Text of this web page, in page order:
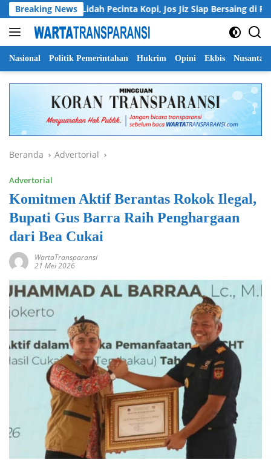
Langsung
ke
konten
Breaking News
Lidah Pecinta Kopi, Jos Jiz Siap Bersaing di Pasar
Nasional Politik Pemerintahan Hukrim Opini Ekbis Nusantara
Beranda Advertorial
Advertorial
Komitmen Aktif Berantas Rokok Ilegal,
Bupati Gus Barra Raih Penghargaan
dari Bea Cukai
WartaTransparansi
21 Mei 2026